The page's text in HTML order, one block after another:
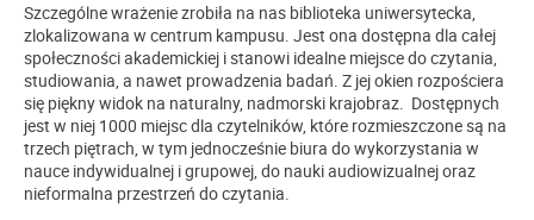
Szczególne wrażenie zrobiła na nas biblioteka uniwersytecka,
zlokalizowana w centrum kampusu. Jest ona dostępna dla całej
społeczności akademickiej i stanowi idealne miejsce do czytania,
studiowania, a nawet prowadzenia badań. Z jej okien rozpościera
się piękny widok na naturalny, nadmorski krajobraz. Dostępnych
jest w niej 1000 miejsc dla czytelników, które rozmieszczone są na
trzech piętrach, w tym jednocześnie biura do wykorzystania w
nauce indywidualnej i grupowej, do nauki audiowizualnej oraz
nieformalna przestrzeń do czytania.